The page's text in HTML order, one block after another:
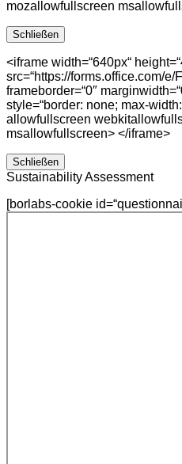
mozallowfullscreen
Schließen
<iframe width=“640px“
src=“https://forms.office.com/
frameborder=“0″
style=“border: none; max-
allowfullscreen
msallowfullscreen> </iframe>
Schließen
Sustainability Assessment
[borlabs-cookie